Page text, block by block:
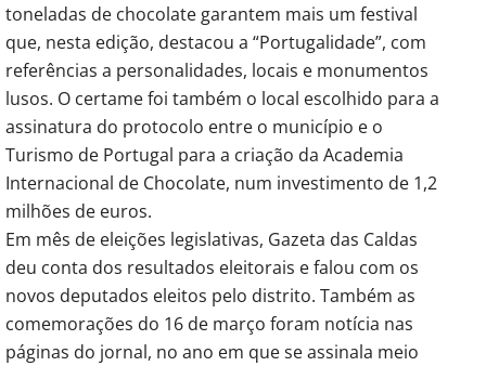
toneladas de chocolate garantem mais um festival
que, nesta edição, destacou a “Portugalidade”, com
referências a personalidades, locais e monumentos
lusos. O certame foi também o local escolhido para a
assinatura do protocolo entre o município e o
Turismo de Portugal para a criação da Academia
Internacional de Chocolate, num investimento de 1,2
milhões de euros.
Em mês de eleições legislativas, Gazeta das Caldas
deu conta dos resultados eleitorais e falou com os
novos deputados eleitos pelo distrito. Também as
comemorações do 16 de março foram notícia nas
páginas do jornal, no ano em que se assinala meio